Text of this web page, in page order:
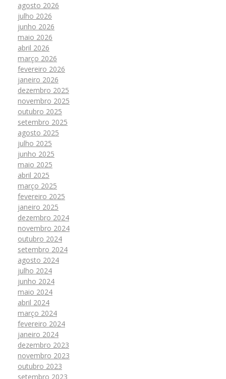
agosto 2026
julho 2026
junho 2026
maio 2026
abril 2026
março 2026
fevereiro 2026
janeiro 2026
dezembro 2025
novembro 2025
outubro 2025
setembro 2025
agosto 2025
julho 2025
junho 2025
maio 2025
abril 2025
março 2025
fevereiro 2025
janeiro 2025
dezembro 2024
novembro 2024
outubro 2024
setembro 2024
agosto 2024
julho 2024
junho 2024
maio 2024
abril 2024
março 2024
fevereiro 2024
janeiro 2024
dezembro 2023
novembro 2023
outubro 2023
setembro 2023